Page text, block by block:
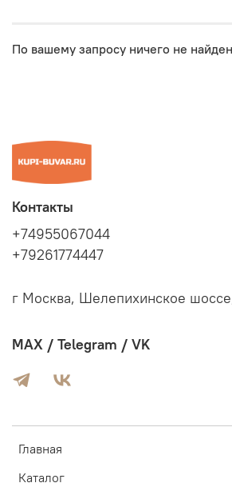
По вашему запросу ничего не
Главная
Каталог
Контакты
+74955067044
+79261774447
г Москва, Шелепихинское
MAX / Telegram / VK